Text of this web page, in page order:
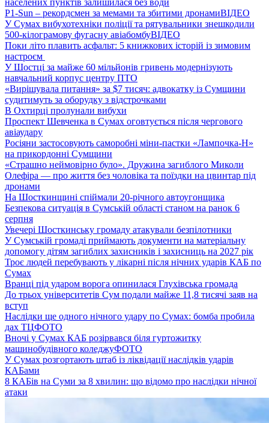
населених пунктів залишилася без води
P1-Sun – рекордсмен за мемами та збитими дронамиВІДЕО
У Сумах вибухотехніки поліції та рятувальники знешкодили
500-кілограмову фугасну авіабомбуВІДЕО
Поки літо плавить асфальт: 5 книжкових історій із зимовим
настроєм
У Шостці за майже 60 мільйонів гривень модернізують
навчальний корпус центру ПТО
«Вирішувала питання» за $7 тисяч: адвокатку із Сумщини
судитимуть за оборудку з відстрочками
В Охтирці пролунали вибухи
Проспект Шевченка в Сумах оговтується після чергового
авіаудару
Росіяни застосовують саморобні міни-пастки «Лампочка-Н»
на прикордонні Сумщини
«Страшно неймовірно було». Дружина загиблого Миколи
Олефіра — про життя без чоловіка та поїздки на цвинтар під
дронами
На Шосткинщині спіймали 20-річного автоугонщика
Безпекова ситуація в Сумській області станом на ранок 6
серпня
Увечері Шосткинську громаду атакували безпілотники
У Сумській громаді приймають документи на матеріальну
допомогу дітям загиблих захисників і захисниць на 2027 рік
Троє людей перебувають у лікарні після нічних ударів КАБ по
Сумах
Вранці під ударом ворога опинилася Глухівська громада
До трьох університетів Сум подали майже 11,8 тисячі заяв на
вступ
Наслідки ще одного нічного удару по Сумах: бомба пробила
дах ТЦФОТО
Вночі у Сумах КАБ розірвався біля гуртожитку
машинобудівного коледжуФОТО
У Сумах розгортають штаб із ліквідації наслідків ударів
КАБами
8 КАБів на Суми за 8 хвилин: що відомо про наслідки нічної
атаки